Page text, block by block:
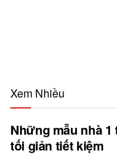
Xem Nhiều
Những mẫu nhà
tối giản tiết kiệm